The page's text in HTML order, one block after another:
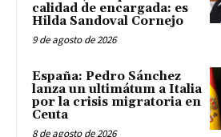
calidad de encargada: es
Hilda Sandoval Cornejo
9 de agosto de 2026
España: Pedro Sánchez
lanza un ultimátum a Italia
por la crisis migratoria en
Ceuta
8 de agosto de 2026